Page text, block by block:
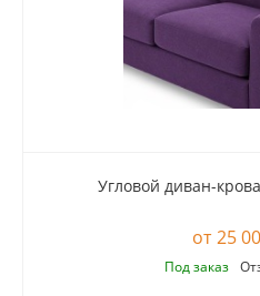
Угловой диван-
25
Под заказ